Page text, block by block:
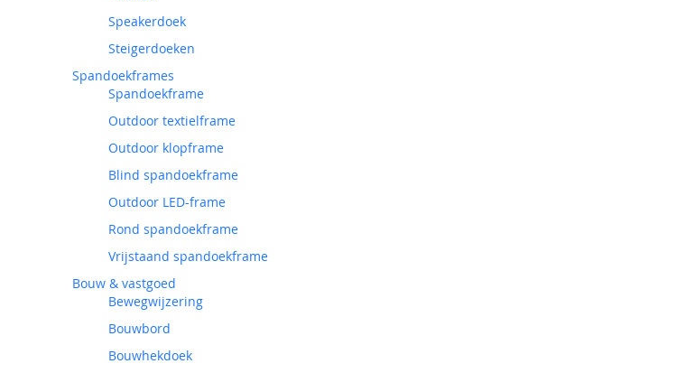
Speakerdoek
Steigerdoeken
Spandoekframes
Spandoekframe
Outdoor textielframe
Outdoor klopframe
Blind spandoekframe
Outdoor LED-frame
Rond spandoekframe
Vrijstaand spandoekframe
Bouw & vastgoed
Bewegwijzering
Bouwbord
Bouwhekdoek